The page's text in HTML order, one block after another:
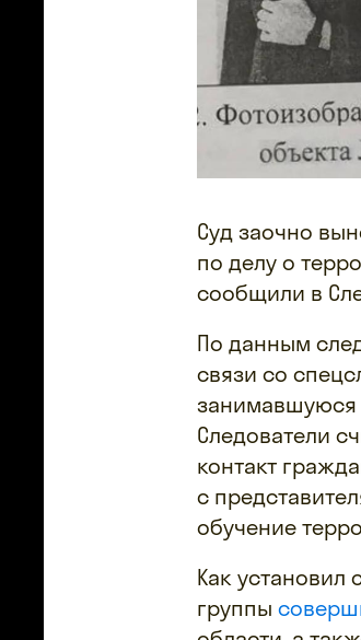
Суд заочно
по делу о
сообщили в
По данным
связи со
занимавшуюся
Следователи
контакт
с
обучение
Как установил
группы